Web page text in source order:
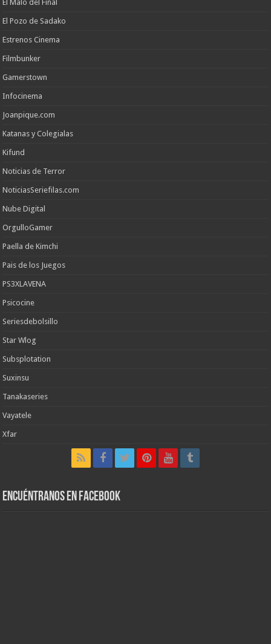
El Malo del Final
El Pozo de Sadako
Estrenos Cinema
Filmbunker
Gamerstown
Infocinema
Joanpique.com
Katanas y Colegialas
Kifund
Noticias de Terror
NoticiasSeriefilas.com
Nube Digital
OrgulloGamer
Paella de Kimchi
Pais de los Juegos
PS3XLAVENA
Psicocine
Seriesdebolsillo
Star Wlog
Subsplotation
Suxinsu
Tanakaseries
Vayatele
Xfar
Encuéntranos en Facebook